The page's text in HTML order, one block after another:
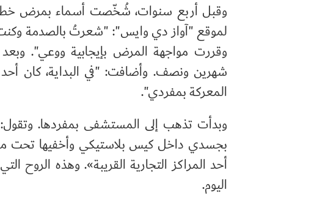
وقبل أربع سنوات، شُخّصت أسماء بمرض خطير
لموقع "آواز دي وايس": "شعرتُ بالصدمة وكنت
وقررت مواجهة المرض بإيجابية ووعي".
شهرين ونصف. وأضافت: "في البداية، كان
المعركة بمفردي".
وبدأت تذهب إلى المستشفى بمفردها.
بجسدي داخل كيس بلاستيكي وأخفيها تحت
أحد المراكز التجارية القريبة». وهذه الروح
اليوم.